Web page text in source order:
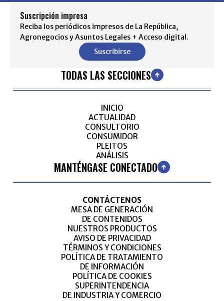
Suscripción impresa
Reciba los periódicos impresos de La República,
Agronegocios y Asuntos Legales + Acceso digital.
Suscribirse
TODAS LAS SECCIONES
INICIO
ACTUALIDAD
CONSULTORIO
CONSUMIDOR
PLEITOS
ANÁLISIS
MANTÉNGASE CONECTADO
CONTÁCTENOS
MESA DE GENERACIÓN
DE CONTENIDOS
NUESTROS PRODUCTOS
AVISO DE PRIVACIDAD
TÉRMINOS Y CONDICIONES
POLÍTICA DE TRATAMIENTO
DE INFORMACIÓN
POLÍTICA DE COOKIES
SUPERINTENDENCIA
DE INDUSTRIA Y COMERCIO